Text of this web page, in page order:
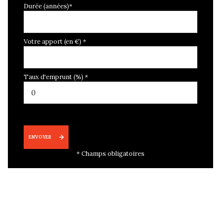
Durée (années)*
Votre apport (en €) *
Taux d'emprunt (%) *
ENVOYER
* Champs obligatoires